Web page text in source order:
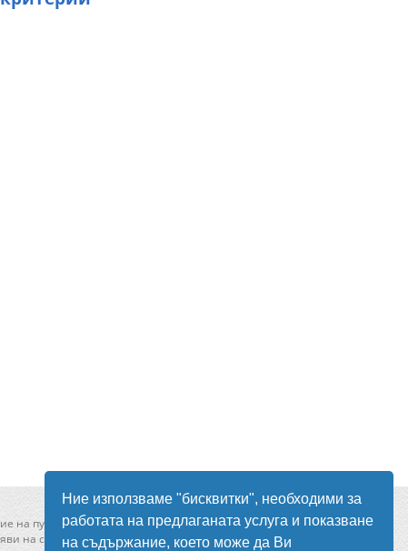
Ние използваме "бисквитки", необходими за
работата на предлаганата услуга и показване
на съдържание, което може да Ви
на публикувани в сайта обяви
на сайта моля свържете се с нас оттук!